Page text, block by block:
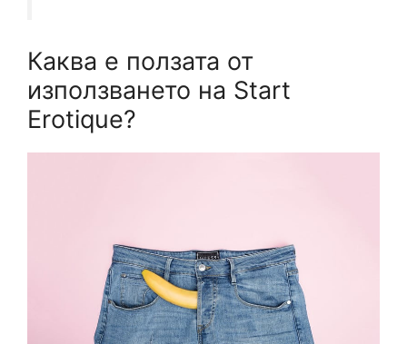
Каква е ползата от
използването на Start
Erotique?